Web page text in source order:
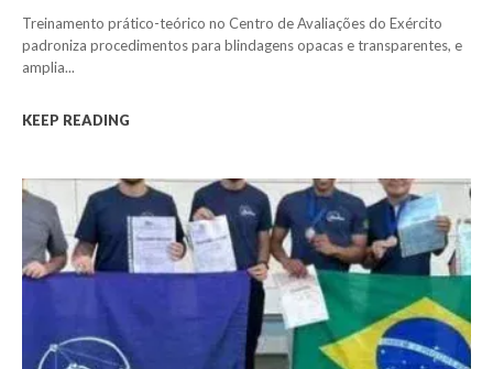
Treinamento prático-teórico no Centro de Avaliações do Exército
padroniza procedimentos para blindagens opacas e transparentes, e
amplia...
KEEP READING